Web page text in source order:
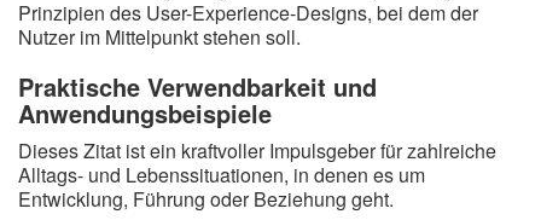
Prinzipien des User-Experience-Designs, bei dem der
Nutzer im Mittelpunkt stehen soll.
Praktische Verwendbarkeit und
Anwendungsbeispiele
Dieses Zitat ist ein kraftvoller Impulsgeber für zahlreiche
Alltags- und Lebenssituationen, in denen es um
Entwicklung, Führung oder Beziehung geht.